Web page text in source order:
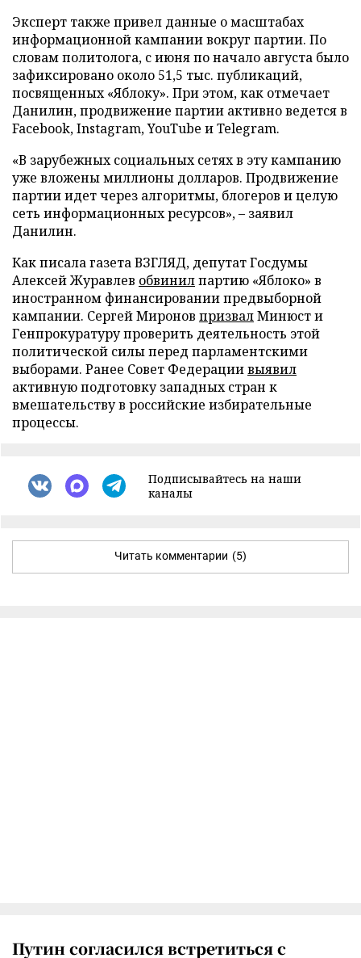
Эксперт также привел данные о масштабах
информационной кампании вокруг партии. По
словам политолога, с июня по начало августа было
зафиксировано около 51,5 тыс. публикаций,
посвященных «Яблоку». При этом, как отмечает
Данилин, продвижение партии активно ведется в
Facebook, Instagram, YouTube и Telegram.
«В зарубежных социальных сетях в эту кампанию
уже вложены миллионы долларов. Продвижение
партии идет через алгоритмы, блогеров и целую
сеть информационных ресурсов», – заявил
Данилин.
Как писала газета ВЗГЛЯД, депутат Госдумы
Алексей Журавлев обвинилпартию «Яблоко» в
иностранном финансировании предвыборной
кампании. Сергей Миронов призвалМинюст и
Генпрокуратуру проверить деятельность этой
политической силы перед парламентскими
выборами. Ранее Совет Федерациивыявил
активную подготовку западных стран к
вмешательству в российские избирательные
процессы.
Подписывайтесь на наши
каналы
Читать комментарии (5)
Путин согласился встретиться с